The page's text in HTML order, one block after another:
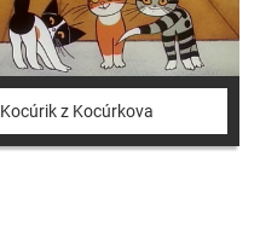
Kocúrik z Kocúrkova